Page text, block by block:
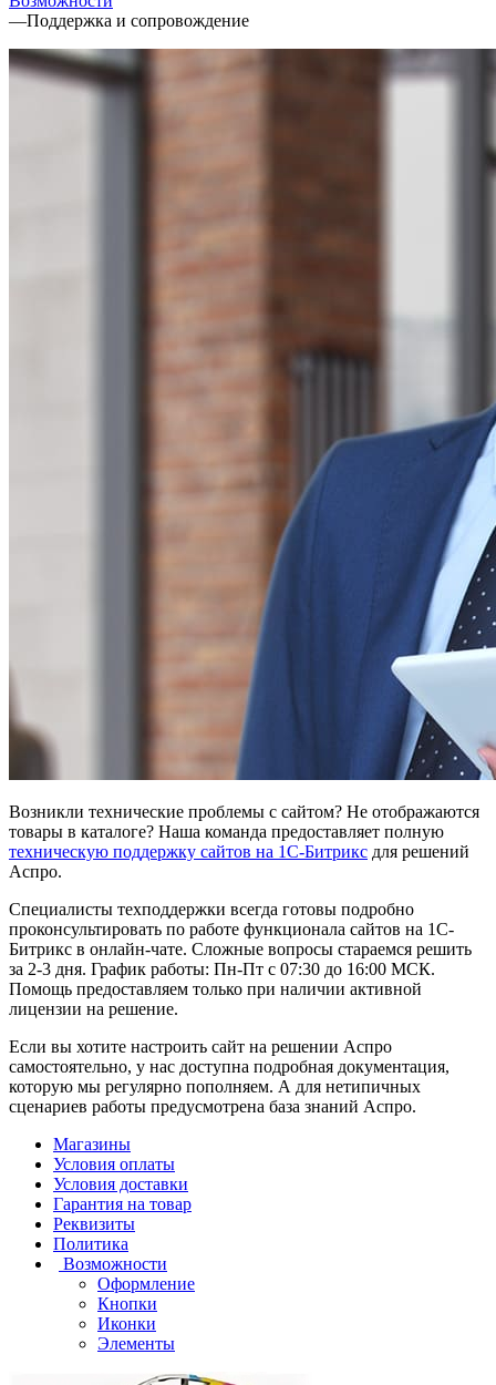
—Поддержка и сопровождение
Возникли технические проблемы с сайтом? Не отображаются
товары в каталоге? Наша команда предоставляет полную
техническую поддержку сайтов на 1С-Битрикс для решений
Аспро.
Специалисты техподдержки всегда готовы подробно
проконсультировать по работе функционала сайтов на 1С-
Битрикс в онлайн-чате. Сложные вопросы стараемся решить
за 2-3 дня. График работы: Пн-Пт с 07:30 до 16:00 МСК.
Помощь предоставляем только при наличии активной
лицензии на решение.
Если вы хотите настроить сайт на решении Аспро
самостоятельно, у нас доступна подробная документация,
которую мы регулярно пополняем. А для нетипичных
сценариев работы предусмотрена база знаний Аспро.
Магазины
Условия оплаты
Условия доставки
Гарантия на товар
Реквизиты
Политика
Возможности
Оформление
Кнопки
Иконки
Элементы